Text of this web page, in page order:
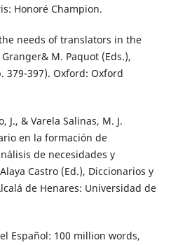
Honoré Champion.
needs of translators in the
M. Paquot (Eds.),
379-397). Oxford: Oxford
J., & Varela Salinas, M. J.
en la formación de
de necesidades y
Castro (Ed.), Diccionarios y
de Henares: Universidad de
Español: 100 million words,